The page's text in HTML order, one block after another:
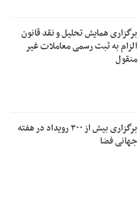
برگزاری همایش تحلیل و نقد قانون
الزام به ثبت رسمی معاملات غیر
منقول
برگزاری بیش از ۳۰۰ رویداد در هفته
جهانی فضا